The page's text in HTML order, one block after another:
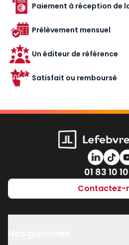
Paiement à réception de
Prélèvement mensuel
Un éditeur de référence
Satisfait ou remboursé
Numéro de
01 83 10
Contactez-